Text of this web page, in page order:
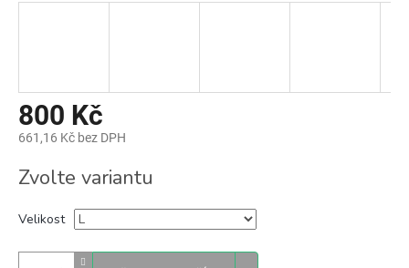
800 Kč
661,16 Kč bez DPH
cena:
Zvolte variantu
Velikost